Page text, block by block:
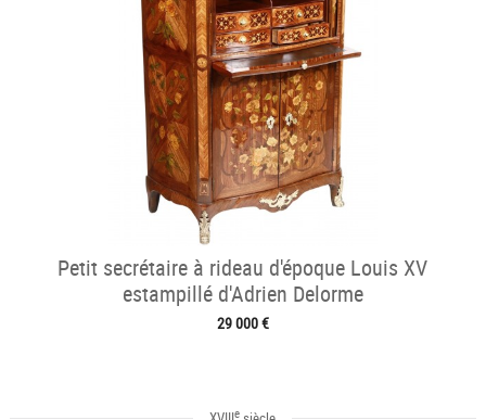
Petit secrétaire à rideau d'époque Louis XV
estampillé d'Adrien Delorme
29 000 €
e